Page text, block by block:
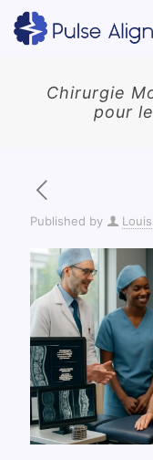
Chirurgie
pour
Published by